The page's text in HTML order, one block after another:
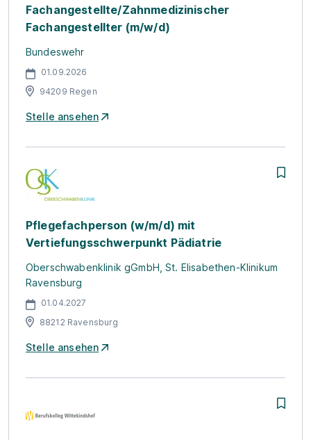
Fachangestellte/Zahnmedizinischer
Fachangestellter (m/w/d)
Bundeswehr
01.09.2026
94209 Regen
Stelle ansehen
Pflegefachperson (w/m/d) mit
Vertiefungsschwerpunkt Pädiatrie
Oberschwabenklinik gGmbH, St. Elisabethen-Klinikum
Ravensburg
01.04.2027
88212 Ravensburg
Stelle ansehen